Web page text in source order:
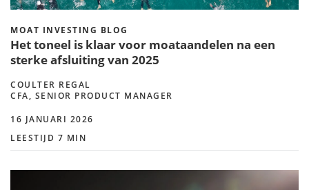
MOAT INVESTING BLOG
Het toneel is klaar voor moataandelen na een
sterke afsluiting van 2025
COULTER REGAL
CFA, SENIOR PRODUCT MANAGER
16 JANUARI 2026
LEESTIJD 7 MIN